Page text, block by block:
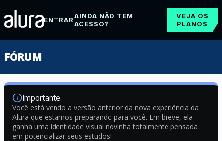
ENTRARAINDA NÃO TEM
ACESSO?
VEJA OS
PLANOS
FÓRUM
Importante
Você está vendo a versão anterior da nova experiência da
Alura que estamos preparando para você. Em breve, ela
ganha uma identidade visual novinha totalmente pensada
em potencializar seus estudos!